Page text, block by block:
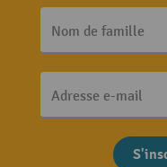
Nom de famille
Adresse e-mail